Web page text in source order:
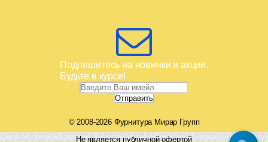
Подпишитесь на новинки и акции.
Будьте в курсе!
© 2008-2026 Фурнитура Мирар Групп
Не является публичной офертой